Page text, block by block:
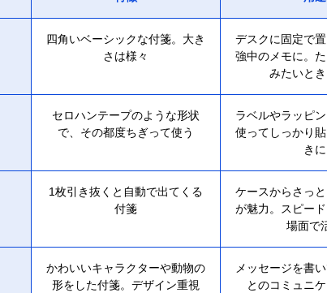
四角いベーシックな付箋。大き
さは様々
デスクに固定で
強中のメモに。
みたいとき
セロハンテープのような形状
で、その都度ちぎって使う
ラベルやラッピ
使ってしっかり
きに
1枚引き抜くと自動で出てくる
付箋
ケースからさっ
が魅力。スピー
場面で
かわいいキャラクターや動物の
形をした付箋。デザイン重視
メッセージを書
とのコミュニ